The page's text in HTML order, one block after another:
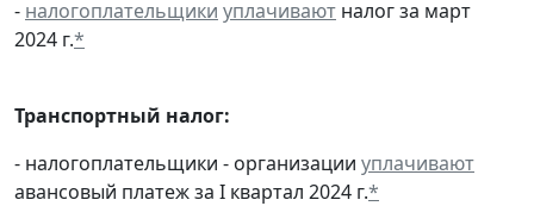
- налогоплательщики уплачивают налог за март
2024 г.*
Транспортный налог:
- налогоплательщики - организации уплачивают
авансовый платеж за I квартал 2024 г.*